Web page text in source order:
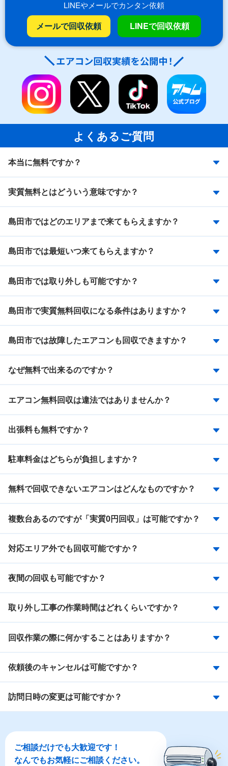
LINEやメールでカンタン依頼
メールで回収依頼 LINEで回収依頼
よくあるご質問
本当に無料ですか？
実質無料とはどういう意味ですか？
島田市ではどのエリアまで来てもらえますか？
島田市では最短いつ来てもらえますか？
島田市では取り外しも可能ですか？
島田市で実質無料回収になる条件はありますか？
島田市では故障したエアコンも回収できますか？
なぜ無料で出来るのですか？
エアコン無料回収は違法ではありませんか？
出張料も無料ですか？
駐車料金はどちらが負担しますか？
無料で回収できないエアコンはどんなものですか？
複数台あるのですが「実質0円回収」は可能ですか？
対応エリア外でも回収可能ですか？
夜間の回収も可能ですか？
取り外し工事の作業時間はどれくらいですか？
回収作業の際に何かすることはありますか？
依頼後のキャンセルは可能ですか？
訪問日時の変更は可能ですか？
ご相談だけでも大歓迎です！
なんでもお気軽にご相談ください。